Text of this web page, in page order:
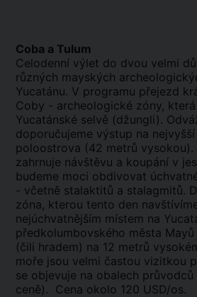
Coba a Tulum
Celodenní výlet do dvou velmi
různých mayských
Yucatánu. V programu přejezd
Coby - archeologické zóny,
Yucatánské selvě (džungli).
doporučujeme výstup na
poloostrova (42 metrů vysokou).
zahrnuje návštěvu a koupání v
budeme moci obdivovat
- včetně stalaktitů a stalagmitů.
zóna, kterou tento den
nejúchvatnějším místem na
předkolumbovského města
(čili hradem) na 12 metrů
moře jsou velmi častou vizitkou
se objevuje na obalech
ceně). Cena okolo 120 USD/os.